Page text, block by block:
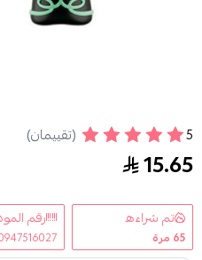
ايسنس ماسكارا بتاثير
5 (تقييمان)
15.65
تم شراءه
65 مرة
رقم